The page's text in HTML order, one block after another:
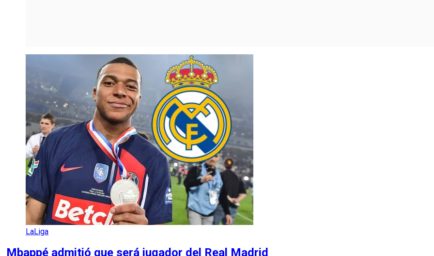
LaLiga
Mbappé admitió que será jugador del Real Madrid